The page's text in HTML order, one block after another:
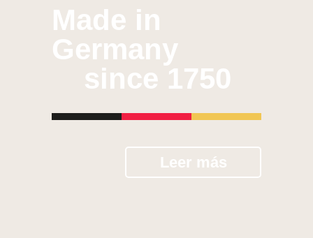
Made in
Germany
since 1750
Leer más